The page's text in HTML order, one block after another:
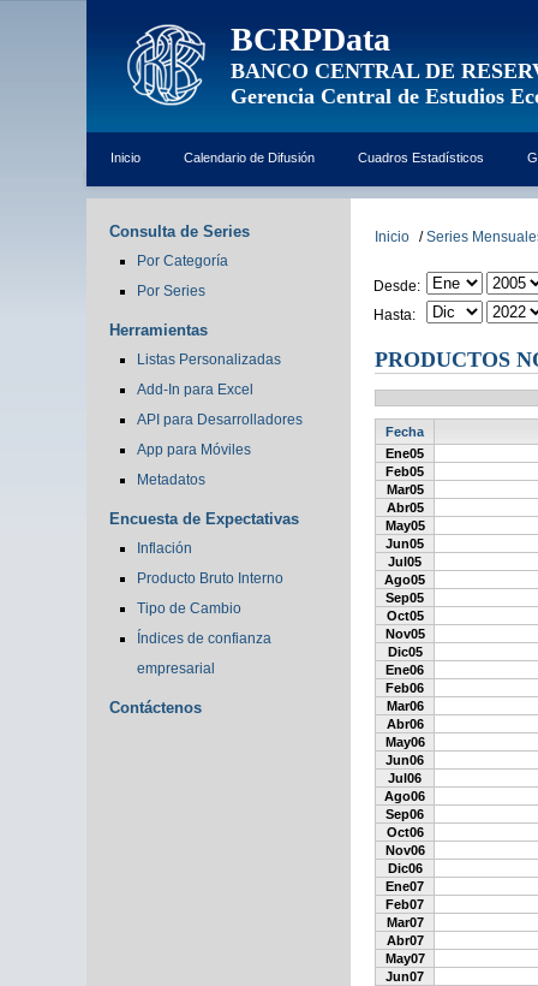
BCRPData
BANCO CENTRAL DE
Gerencia Central de Estudios
Inicio Calendario de Difusión Cuadros Estadísticos
Consulta de Series
Por Categoría
Por Series
Herramientas
Listas Personalizadas
Add-In para Excel
API para Desarrolladores
App para Móviles
Metadatos
Encuesta de Expectativas
Inflación
Producto Bruto Interno
Tipo de Cambio
Índices de confianza
empresarial
Contáctenos
Inicio / Series
Desde:
Hasta:
PRODUCTOS
Fecha
Ene05
Feb05
Mar05
Abr05
May05
Jun05
Jul05
Ago05
Sep05
Oct05
Nov05
Dic05
Ene06
Feb06
Mar06
Abr06
May06
Jun06
Jul06
Ago06
Sep06
Oct06
Nov06
Dic06
Ene07
Feb07
Mar07
Abr07
May07
Jun07